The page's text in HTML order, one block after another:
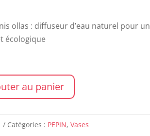
ollas : diffuseur d’eau naturel pour un
écologique
au panier
Catégories : PEPIN, Vases